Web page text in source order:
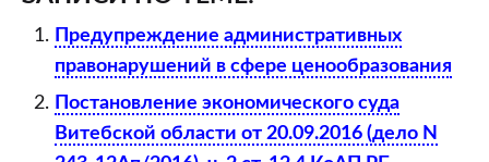
Предупреждение административных
правонарушений в сфере ценообразования
Постановление экономического суда
Витебской области от 20.09.2016 (дело N